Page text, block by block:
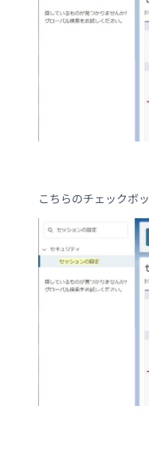
こちらのチェックボ